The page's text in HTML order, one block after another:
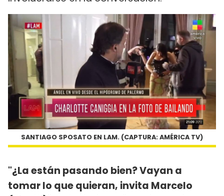
SANTIAGO SPOSATO EN LAM. (CAPTURA: AMÉRICA TV)
"¿La están pasando bien? Vayan a
tomar lo que quieran, invita Marcelo